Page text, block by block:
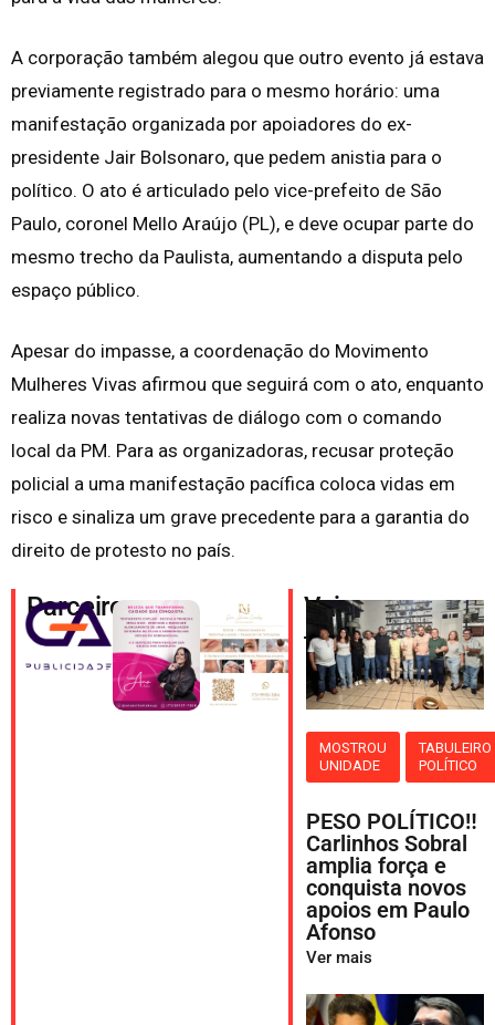
A corporação também alegou que outro evento já estava
previamente registrado para o mesmo horário: uma
manifestação organizada por apoiadores do ex-
presidente Jair Bolsonaro, que pedem anistia para o
político. O ato é articulado pelo vice-prefeito de São
Paulo, coronel Mello Araújo (PL), e deve ocupar parte do
mesmo trecho da Paulista, aumentando a disputa pelo
espaço público.
Apesar do impasse, a coordenação do Movimento
Mulheres Vivas afirmou que seguirá com o ato, enquanto
realiza novas tentativas de diálogo com o comando
local da PM. Para as organizadoras, recusar proteção
policial a uma manifestação pacífica coloca vidas em
risco e sinaliza um grave precedente para a garantia do
direito de protesto no país.
Parceiros
Veja
também
MOSTROU
UNIDADE
TABULEIRO
POLÍTICO
PESO POLÍTICO‼️
Carlinhos Sobral
amplia força e
conquista novos
apoios em Paulo
Afonso
Ver mais